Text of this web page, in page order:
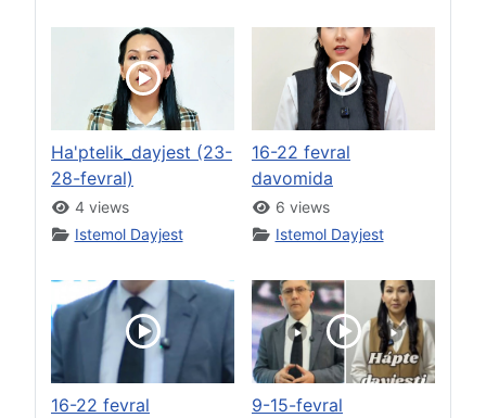
Ha'ptelik_dayjest (23-
28-fevral)
4 views
Istemol Dayjest
16-22 fevral
davomida
6 views
Istemol Dayjest
16-22 fevral
9-15-fevral